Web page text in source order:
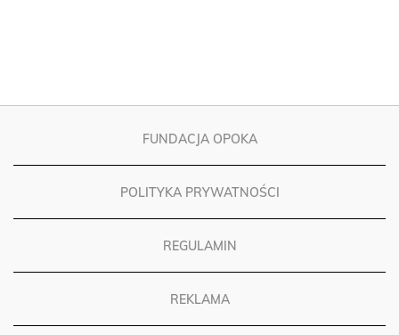
FUNDACJA OPOKA
POLITYKA PRYWATNOŚCI
REGULAMIN
REKLAMA